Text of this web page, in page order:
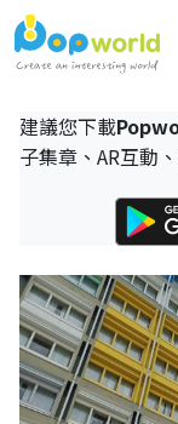
建議您下載
子集章、AR互動